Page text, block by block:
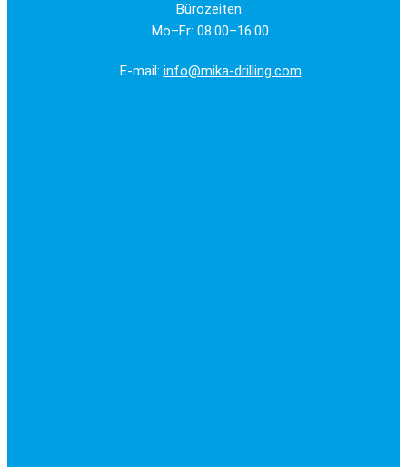
Bürozeiten:
Mo–Fr: 08:00–16:00
E-mail: info@mika-drilling.com